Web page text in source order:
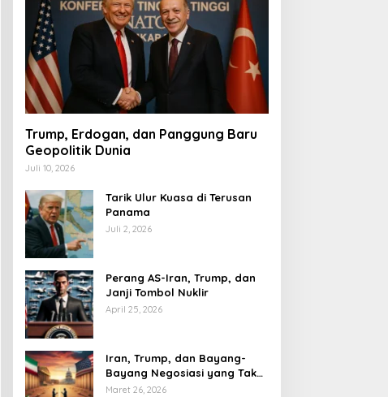
Trump, Erdogan, dan Panggung Baru
Geopolitik Dunia
Juli 10, 2026
Tarik Ulur Kuasa di Terusan
Panama
Juli 2, 2026
Perang AS-Iran, Trump, dan
Janji Tombol Nuklir
April 25, 2026
Iran, Trump, dan Bayang-
Bayang Negosiasi yang Tak
Pernah Usai
Maret 26, 2026